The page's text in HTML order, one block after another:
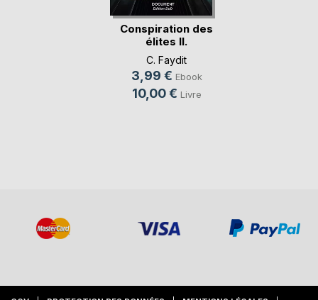
Conspiration des
élites II.
ARMAGEDDON
C. Faydit
3,99 € Ebook
10,00 € Livre